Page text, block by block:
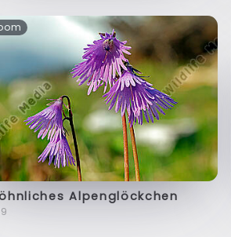
Alpenglöckchen